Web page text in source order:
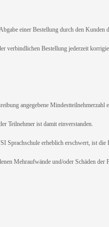
einer Bestellung durch den Kunden
Bestellung jederzeit
angegebene Mindestteilnehmerzahl
Teilnehmer ist damit einverstanden.
erheblich erschwert, ist die
Mehraufwände und/oder Schäden